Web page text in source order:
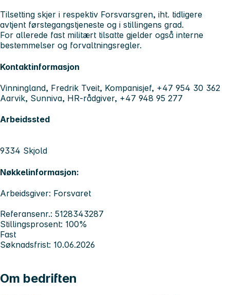
Tilsetting skjer i respektiv Forsvarsgren, iht. tidligere
avtjent førstegangstjeneste og i stillingens grad.
For allerede fast militært tilsatte gjelder også interne
bestemmelser og forvaltningsregler.
Kontaktinformasjon
Vinningland, Fredrik Tveit, Kompanisjef, +47 954 30 362
Aarvik, Sunniva, HR-rådgiver, +47 948 95 277
Arbeidssted
9334 Skjold
Nøkkelinformasjon:
Arbeidsgiver: Forsvaret
Referansenr.: 5128343287
Stillingsprosent: 100%
Fast
Søknadsfrist: 10.06.2026
Om bedriften